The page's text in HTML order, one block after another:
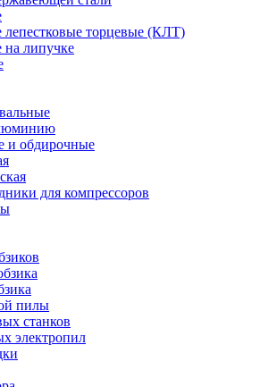
торцевые (КЛТ)
липучке
и обдирочные
для компрессоров
пилы
станков
электропил